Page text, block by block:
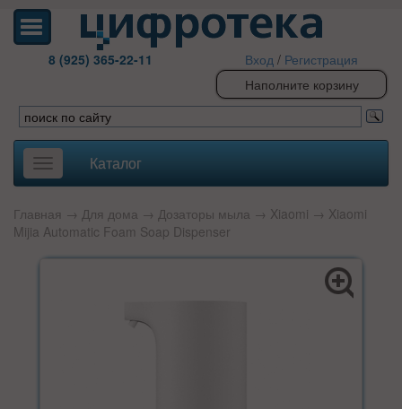
8 (925) 365-22-11 Вход / Регистрация
Наполните корзину
Toggle
navigation
Каталог
Главная → Для дома → Дозаторы мыла → Xiaomi → Xiaomi
Mijia Automatic Foam Soap Dispenser